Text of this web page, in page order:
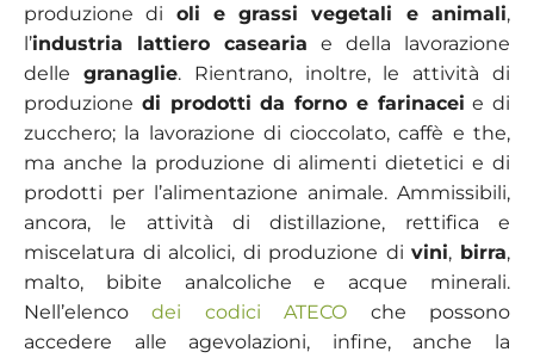
produzione di oli e grassi vegetali e animali,
l’industria lattiero casearia e della lavorazione
delle granaglie. Rientrano, inoltre, le attività di
produzione di prodotti da forno e farinacei e di
zucchero; la lavorazione di cioccolato, caffè e the,
ma anche la produzione di alimenti dietetici e di
prodotti per l’alimentazione animale. Ammissibili,
ancora, le attività di distillazione, rettifica e
miscelatura di alcolici, di produzione divini, birra,
malto, bibite analcoliche e acque minerali.
Nell’elencodei codici ATECO che possono
accedere alle agevolazioni, infine, anche la